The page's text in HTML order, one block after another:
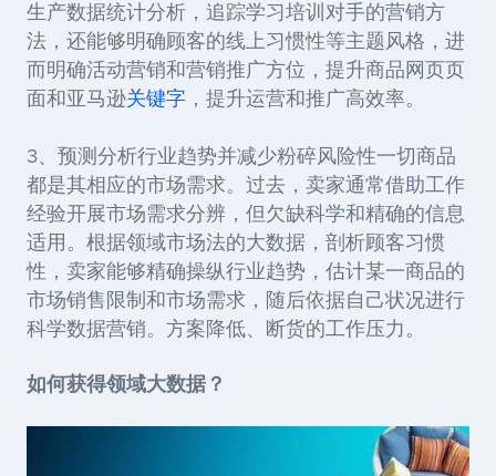
生产数据统计分析，追踪学习培训对手的营销方
法，还能够明确顾客的线上习惯性等主题风格，进
而明确活动营销和营销推广方位，提升商品网页页
面和亚马逊关键字 ，提升运营和推广高效率。
3、预测分析行业趋势并减少粉碎风险性一切商品
都是其相应的市场需求。过去，卖家通常借助工作
经验开展市场需求分辨，但欠缺科学和精确的信息
适用。根据领域市场法的大数据，剖析顾客习惯
性，卖家能够精确操纵行业趋势，估计某一商品的
市场销售限制和市场需求，随后依据自己状况进行
科学数据营销。 方案降低、断货的工作压力。
如何获得领域大数据？